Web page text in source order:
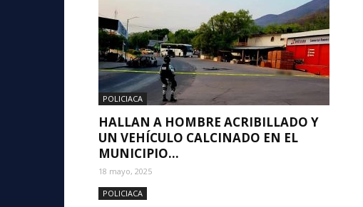
POLICIACA
HALLAN A HOMBRE ACRIBILLADO Y
UN VEHÍCULO CALCINADO EN EL
MUNICIPIO...
18 mayo, 2025
POLICIACA